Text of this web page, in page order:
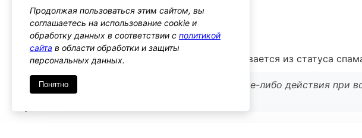
Альтернативы
make_ham_blog
Тип: action
Этот хук срабатывает, когда блог восстанавливается из статуса
Используйте его, если нужно выполнить какие-либо действия при
Продолжая пользоваться этим сайтом, вы
соглашаетесь на использование cookie и
обработку данных в соответствии с политикой
сайта в области обработки и защиты
персональных данных.
Понятно